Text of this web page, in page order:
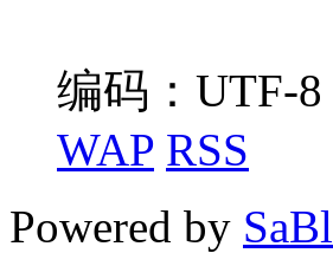
编码：UTF-8
WAP RSS
Powered by